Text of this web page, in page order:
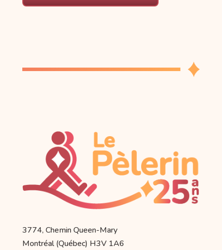
3774, Chemin Queen-Mary
Montréal (Québec) H3V 1A6